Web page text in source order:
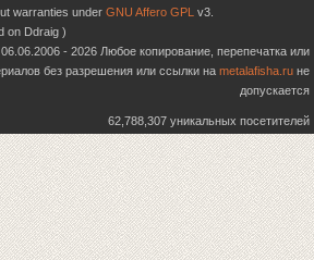
warranties under GNU Affero GPL v3.
on Ddraig )
- 2026 Любое копирование, перепечатка или
без разрешения или ссылки на metalafisha.ru не
допускается
62,788,307 уникальных посетителей